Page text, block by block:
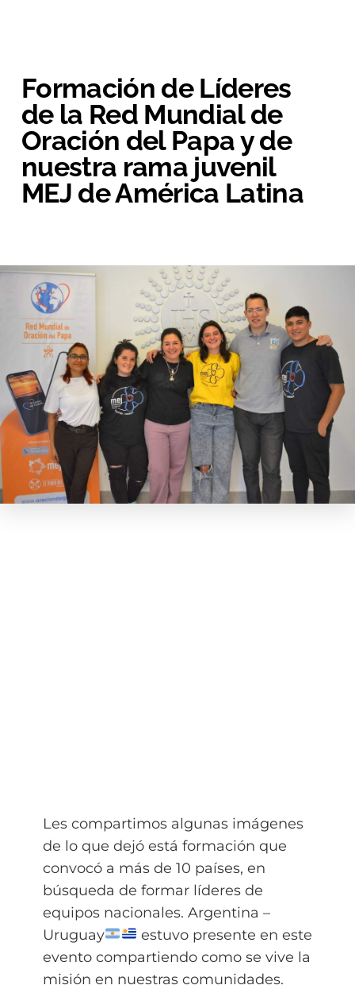
Formación de Líderes
de la Red Mundial de
Oración del Papa y de
nuestra rama juvenil
MEJ de América Latina
Les compartimos algunas imágenes
de lo que dejó está formación que
convocó a más de 10 países, en
búsqueda de formar líderes de
equipos nacionales. Argentina –
Uruguay
estuvo presente en este
evento compartiendo como se vive la
misión en nuestras comunidades.